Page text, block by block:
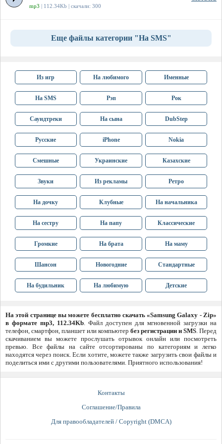
mp3 | 112.34Kb | скачали: 300
Еще файлы категории "На SMS"
Из игр На любимого Именные
На SMS Рэп Рок
Саундтреки На сына DubStep
Русские iPhone Nokia
Смешные Украинские Казахские
Звуки Из рекламы Ретро
На дочку Клубные На начальника
На сестру На папу Классические
Громкие На брата На маму
Шансон Новогодние Стандартные
На будильник На любимую Детские
На этой странице вы можете бесплатно скачать «Samsung Galaxy - Zip»
в формате mp3, 112.34Kb. Файл доступен для мгновенной загрузки на
телефон, смартфон, планшет или компьютер без регистрации и SMS. Перед
скачиванием вы можете прослушать отрывок онлайн или посмотреть
превью. Все файлы на сайте отсортированы по категориям и легко
находятся через поиск. Если хотите, можете также загрузить свои файлы и
поделиться ими с другими пользователями. Приятного использования!
Контакты
Соглашение/Правила
Для правообладателей / Copyright (DMCA)